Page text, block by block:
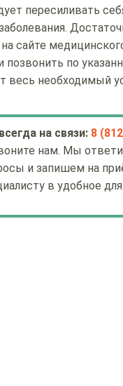
пересиливать
сайте
позвонить по
весь необходимый
на связи: 8
нам. Мы
и запишем на
в удобное